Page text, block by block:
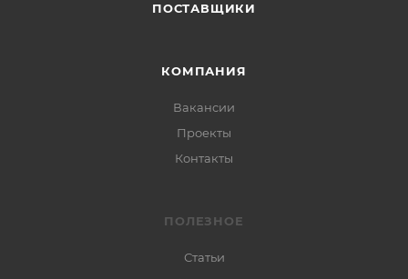
ПОСТАВЩИКИ
КОМПАНИЯ
Вакансии
Проекты
Контакты
ПОЛЕЗНОЕ
Статьи